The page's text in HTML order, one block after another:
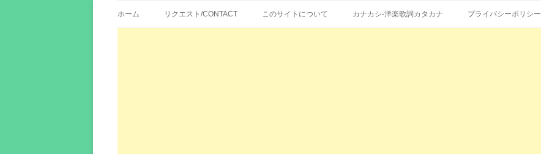
エイカシ | 洋楽歌詞の和訳、英語の意味、読み方
ン
ン
ホーム リクエスト/CONTACT このサイトについて カナカシ-洋楽歌詞カタカナ プライバシーポリシー